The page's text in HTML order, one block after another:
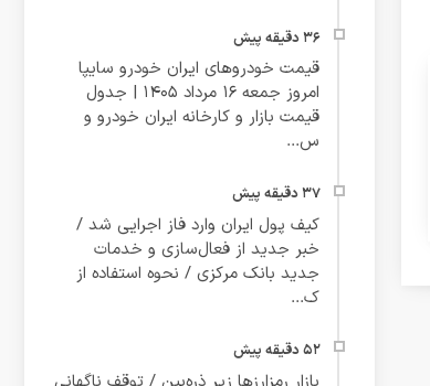
قیمت خودروهای ایران خودرو سایپا
امروز جمعه 16 مرداد 1405 | جدول
قیمت بازار و کارخانه ایران خودرو و
س...
کیف پول ایران وارد فاز اجرایی شد /
خبر جدید از فعال‌سازی و خدمات
جدید بانک مرکزی / نحوه استفاده از
ک...